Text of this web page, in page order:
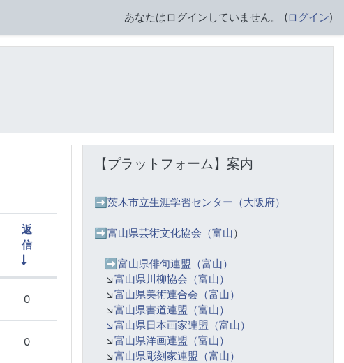
あなたはログインしていません。 (ログイン)
返
信
操作
0
0
【プラットフォーム】案内
➡️ 茨木市立生涯学習センター（大阪府）
➡️富山県芸術文化協会（富山）
➡️ 富山県俳句連盟（富山）
↘️富山県川柳協会（富山）
↘️富山県美術連合会（富山）
↘️富山県書道連盟（富山）
↘️富山県日本画家連盟（富山）
↘️富山県洋画連盟（富山）
↘️富山県彫刻家連盟（富山）